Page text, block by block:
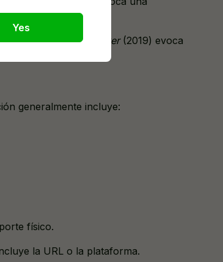
canción de Swift Lover(2019) evoca
generalmente incluye:
físico.
la URL o la plataforma.
Yes